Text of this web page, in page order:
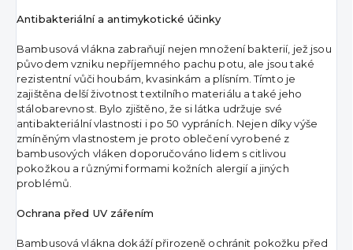
Antibakteriální a antimykotické účinky
Bambusová vlákna zabraňují nejen množení bakterií, jež jsou
původem vzniku nepříjemného pachu potu, ale jsou také
rezistentní vůči houbám, kvasinkám a plísním. Tímto je
zajištěna delší životnost textilního materiálu a také jeho
stálobarevnost. Bylo zjištěno, že si látka udržuje své
antibakteriální vlastnosti i po 50 vypráních. Nejen díky výše
zmíněným vlastnostem je proto oblečení vyrobené z
bambusových vláken doporučováno lidem s citlivou
pokožkou a různými formami kožních alergií a jiných
problémů.
Ochrana před UV zářením
Bambusová vlákna dokáží přirozeně ochránit pokožku před